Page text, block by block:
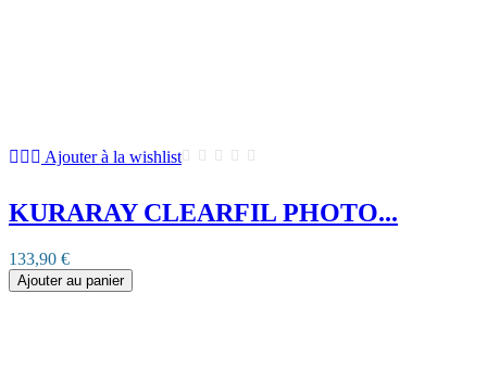
Ajouter à la wishlist
KURARAY CLEARFIL PHOTO...
133,90 €
Ajouter au panier